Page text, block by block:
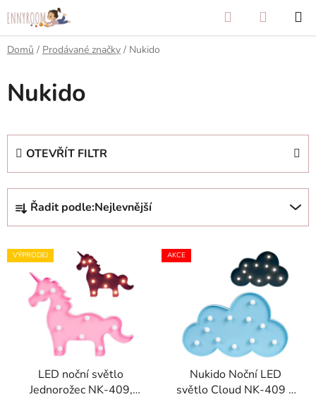
na
obsah
Hledat
KOŠÍK
Domů / Prodávané značky / Nukido
Nukido
OTEVŘÍT FILTR
Ř
z
e
n
Řadit podle:Nejlevnější
V
ý
VÝPRODEJ
LED noční světlo
Jednorožec NK-409,
AKCE
Nukido Noční LED
světlo Cloud NK-409 –